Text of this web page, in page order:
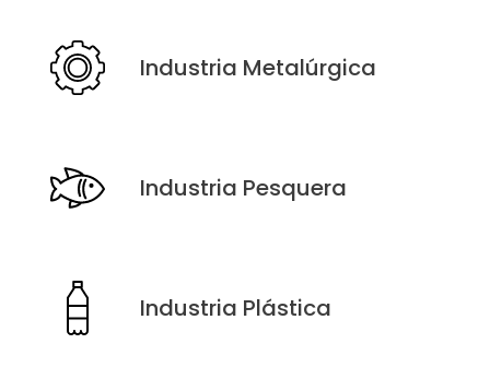
Industria Metalúrgica
Industria Pesquera
Industria Plástica